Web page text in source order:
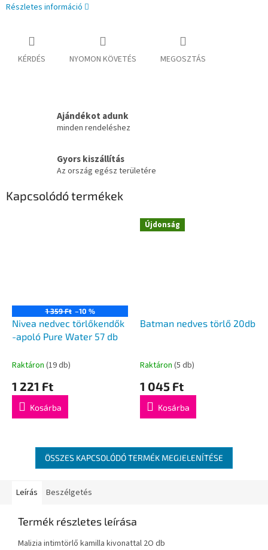
Részletes információ
KÉRDÉS NYOMON KÖVETÉS MEGOSZTÁS
Ajándékot adunk
minden rendeléshez
Gyors kiszállítás
Az ország egész területére
Kapcsolódó termékek
1 359 Ft –10 %
Nivea nedvec törlőkendők
-apoló Pure Water 57 db
Raktáron (19 db)
1 221 Ft
Kosárba
Újdonság
Batman nedves törlő 20db
Raktáron (5 db)
1 045 Ft
Kosárba
ÖSSZES KAPCSOLÓDÓ TERMÉK MEGJELENÍTÉSE
Leírás Beszélgetés
Termék részletes leírása
Malizia intimtörlő kamilla kivonattal 2O db